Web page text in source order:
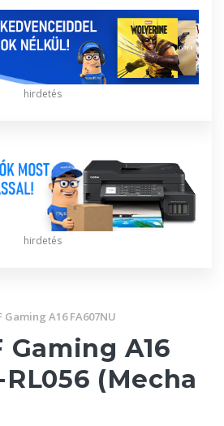
hirdetés
hirdetés
Gaming A16 FA607NU
Gaming A16
RL056 (Mecha